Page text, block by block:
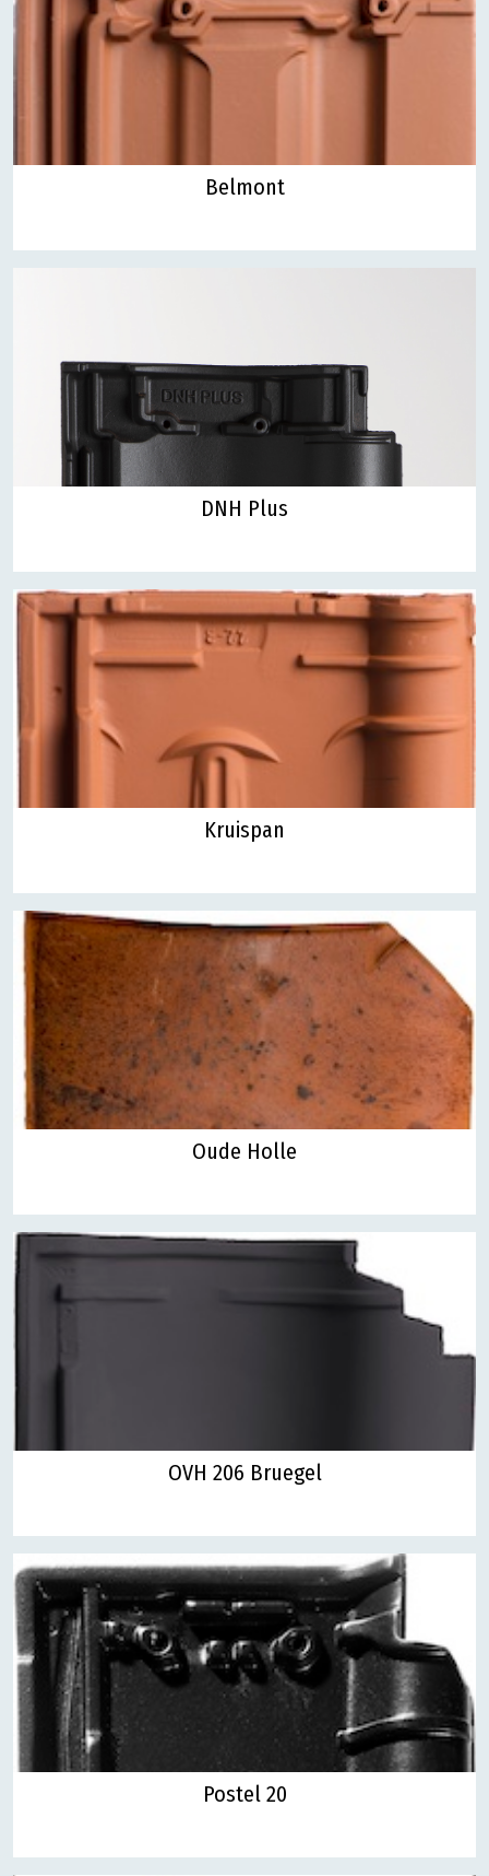
Belmont
DNH Plus
Kruispan
Oude Holle
OVH 206 Bruegel
Postel 20